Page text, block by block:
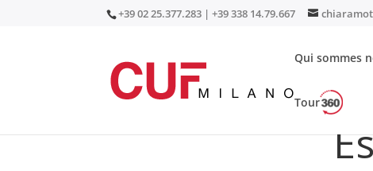
+39 02 25.377.283 | +39 338 14.79.667
Qui sommes
Tour